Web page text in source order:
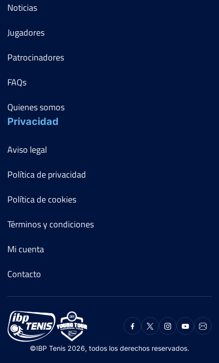
Noticias
Jugadores
Patrocinadores
FAQs
Quienes somos
Privacidad
Aviso legal
Política de privacidad
Política de cookies
Términos y condiciones
Mi cuenta
Contacto
©IBP Tenis 2026, todos los derechos reservados.